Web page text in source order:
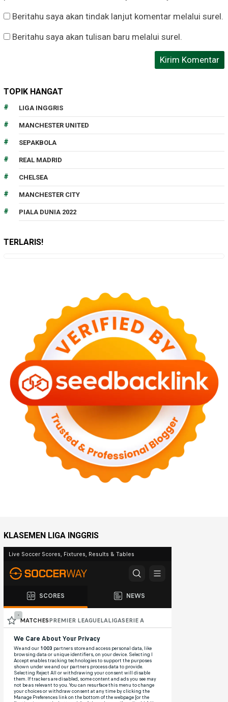
Beritahu saya akan tindak lanjut komentar melalui surel.
Beritahu saya akan tulisan baru melalui surel.
TOPIK HANGAT
LIGA INGGRIS
MANCHESTER UNITED
SEPAKBOLA
REAL MADRID
CHELSEA
MANCHESTER CITY
PIALA DUNIA 2022
TERLARIS!
KLASEMEN LIGA INGGRIS